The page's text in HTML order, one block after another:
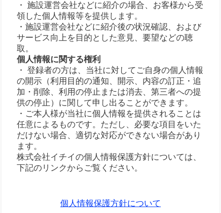
・ 施設運営会社などに紹介の場合、お客様から受
領した個人情報等を提供します。
・施設運営会社などに紹介後の状況確認、および
サービス向上を目的とした意見、要望などの聴
取。
個人情報に関する権利
・ 登録者の方は、当社に対してご自身の個人情報
の開示（利用目的の通知、開示、内容の訂正・追
加・削除、利用の停止または消去、第三者への提
供の停止）に関して申し出ることができます。
・ご本人様が当社に個人情報を提供されることは
任意によるものです。ただし、必要な項目をいた
だけない場合、適切な対応ができない場合があり
ます。
株式会社イチイの個人情報保護方針については、
下記のリンクからご覧ください。
個人情報保護方針について